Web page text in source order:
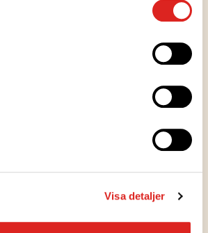
Visa detaljer
NAPOSTELTAVAA